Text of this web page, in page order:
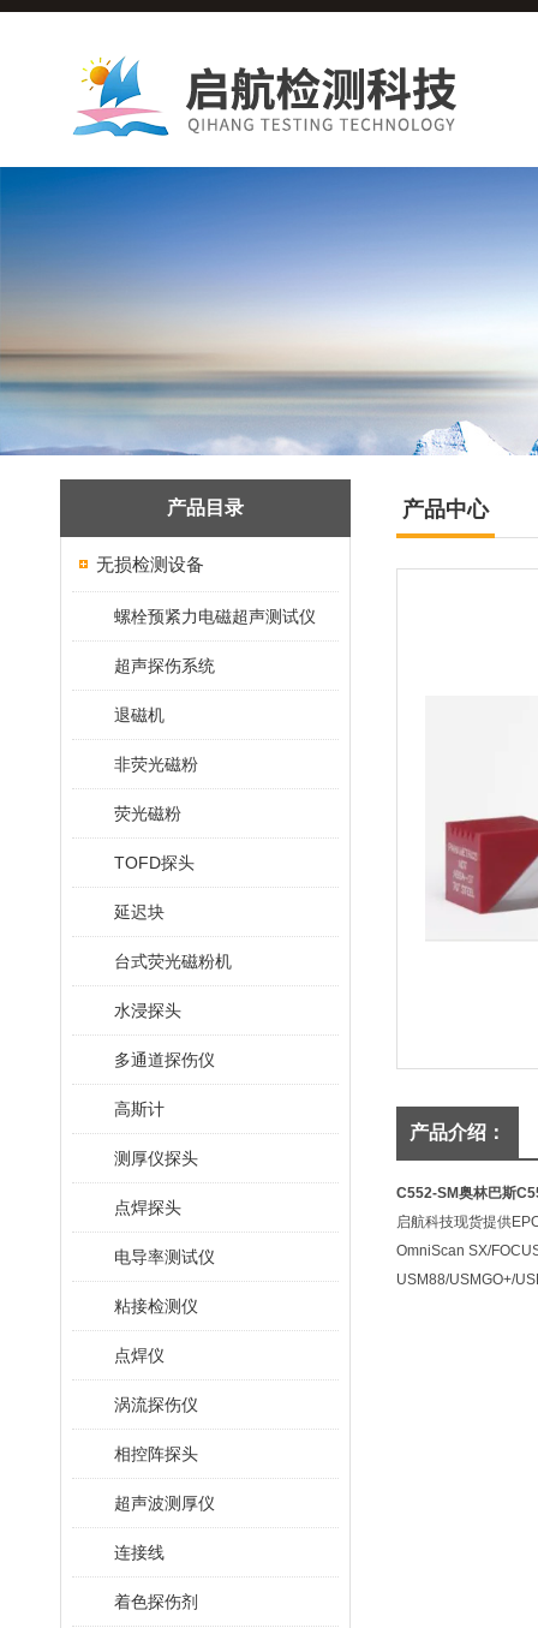
产品目录
无损检测设备
螺栓预紧力电磁超声测试仪
超声探伤系统
退磁机
非荧光磁粉
荧光磁粉
TOFD探头
延迟块
台式荧光磁粉机
水浸探头
多通道探伤仪
高斯计
测厚仪探头
点焊探头
电导率测试仪
粘接检测仪
点焊仪
涡流探伤仪
相控阵探头
超声波测厚仪
连接线
着色探伤剂
产品中心
产品介绍：
C552-SM奥林巴斯
启航科技现货提供
OmniScan SX/
USM88/USMGO+/